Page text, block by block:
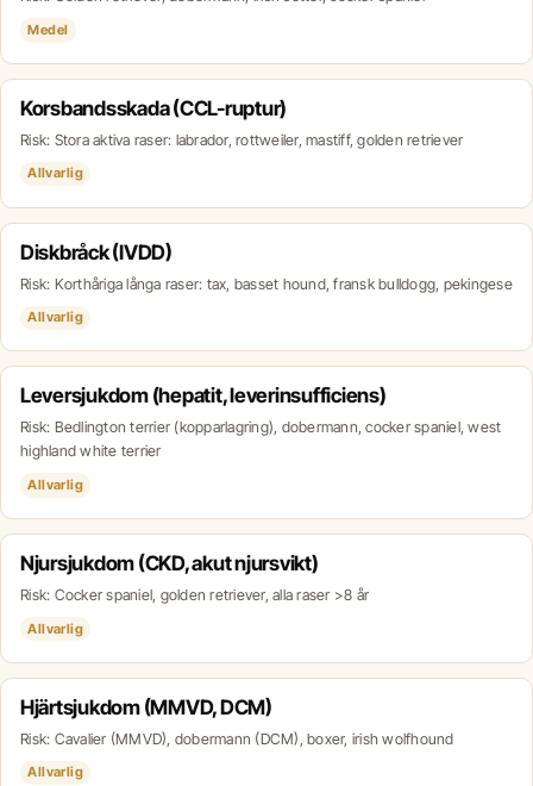
Medel
Korsbandsskada (CCL-ruptur)
Risk: Stora aktiva raser: labrador, rottweiler, mastiff, golden retriever
Allvarlig
Diskbråck (IVDD)
Risk: Korthåriga långa raser: tax, basset hound, fransk bulldogg, pekingese
Allvarlig
Leversjukdom (hepatit, leverinsufficiens)
Risk: Bedlington terrier (kopparlagring), dobermann, cocker spaniel, west
highland white terrier
Allvarlig
Njursjukdom (CKD, akut njursvikt)
Risk: Cocker spaniel, golden retriever, alla raser >8 år
Allvarlig
Hjärtsjukdom (MMVD, DCM)
Risk: Cavalier (MMVD), dobermann (DCM), boxer, irish wolfhound
Allvarlig